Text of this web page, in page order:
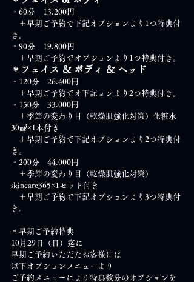
・60分　13.200円
＋早期ご予約で下記オプションより1つ特典付
き。
・90分　19.800円
＋早期ご予約でオプションより1つ特典付き。
＊フェイス ＆ ボディ ＆ ヘッド
・120分　26.400円
＋早期ご予約でオ下記ョンより2つ特典付き。
・150分　33.000円
＋季節の変わり目（乾燥肌強化対策）化粧水
30㎖×1本付き
＋早期ご予約で下記オプションより2つ特典付
き。
・200分　44.000円
＋季節の変わり目（乾燥肌強化対策）
skincare365×1セット付き
＋早期ご予約で下記オプションより3つ特典付
き。
＊早期ご予約特典
10月29日（日）迄に
早期ご予約いただたお客様には
以下オプションメニューより
ご予約メニューにより特典数分のオプションを